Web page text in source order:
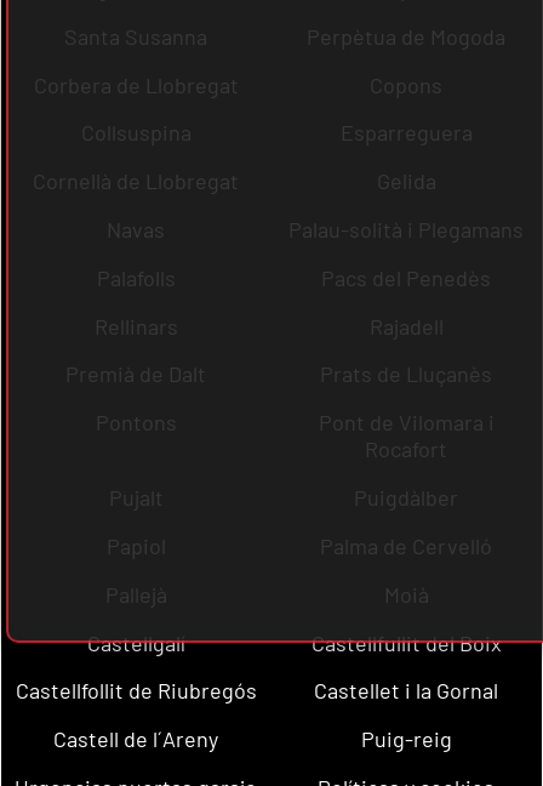
Santa Susanna
Perpètua de Mogoda
Corbera de Llobregat
Copons
Collsuspina
Esparreguera
Cornellà de Llobregat
Gelida
Navas
Palau-solità i Plegamans
Palafolls
Pacs del Penedès
Rellinars
Rajadell
Premià de Dalt
Prats de Lluçanès
Pontons
Pont de Vilomara i
Rocafort
Pujalt
Puigdàlber
Papiol
Palma de Cervelló
Pallejà
Moià
Castellgalí
Castellfullit del Boix
Castellfollit de Riubregós
Castellet i la Gornal
Castell de l´Areny
Puig-reig